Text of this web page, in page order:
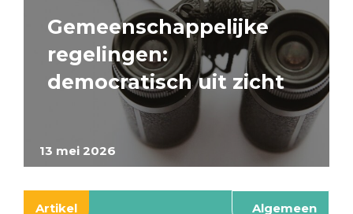
13 mei 2026
Gemeenschappelijke
regelingen:
democratisch uit zicht
Artikel Algemeen